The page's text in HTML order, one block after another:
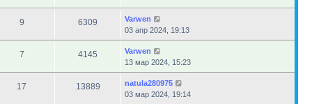
9 6309
Varwen
03 апр 2024, 19:13
7 4145
Varwen
13 мар 2024, 15:23
17 13889
natula280975
03 мар 2024, 19:14